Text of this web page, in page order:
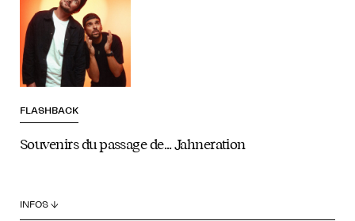
FLASHBACK
Souvenirs du passage de… Jahneration
INFOS ↓